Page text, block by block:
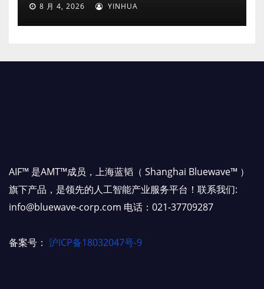
8 月 4, 2026 YINHUA
AIF™ 是AMT™成员，上海蓝韬（ Shanghai Bluewave™ ）
旗下产品，是领先的人工智能产业服务平台！联系我们:
info@bluewave-corp.com 电话：021-37709287
备案号： 沪ICP备18032047号-9